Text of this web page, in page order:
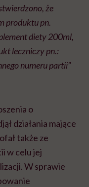
że
produktu pn.
diety 200ml,
leczniczy pn.:
numeru partii”
o
działania mające
także ze
w celu jej
W sprawie